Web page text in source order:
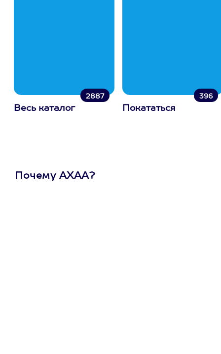
2887
Весь каталог
396
Покататься
Почему АХАА?